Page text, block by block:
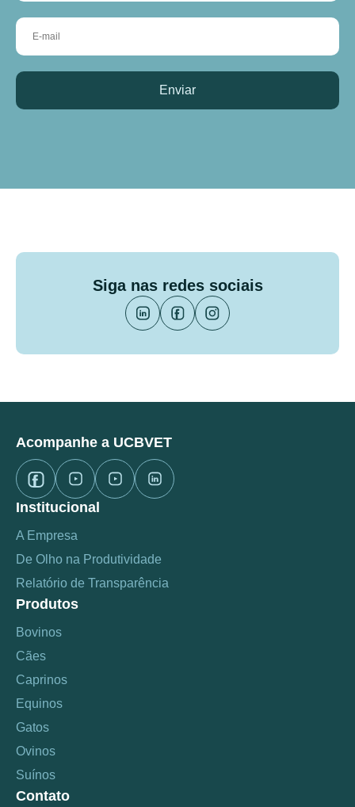
Siga nas redes sociais
Acompanhe a UCBVET
Institucional
A Empresa
De Olho na Produtividade
Relatório de Transparência
Produtos
Bovinos
Cães
Caprinos
Equinos
Gatos
Ovinos
Suínos
Contato